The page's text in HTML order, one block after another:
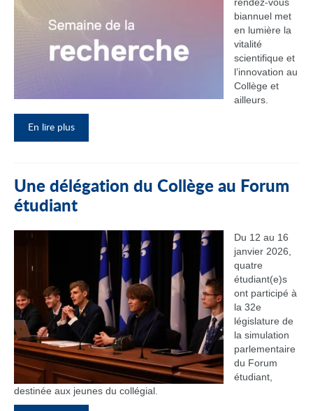
biannuel met
en lumière la
vitalité
scientifique et
l’innovation au
Collège et
ailleurs.
En lire plus
Une délégation du Collège au Forum
étudiant
Du 12 au 16
janvier 2026,
quatre
étudiant(e)s
ont participé à
la 32e
législature de
la simulation
parlementaire
du Forum
étudiant,
destinée aux jeunes du collégial.